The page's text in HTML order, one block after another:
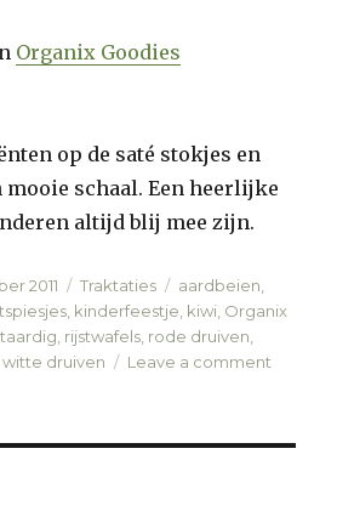
Organix Goodies
op de saté stokjes en
mooie schaal. Een heerlijke
altijd blij mee zijn.
2011 Categories
Traktaties Tags
aardbeien,
, kinderfeestje, kiwi, Organix
, rijstwafels, rode druiven,
witte druiven Leave a comment